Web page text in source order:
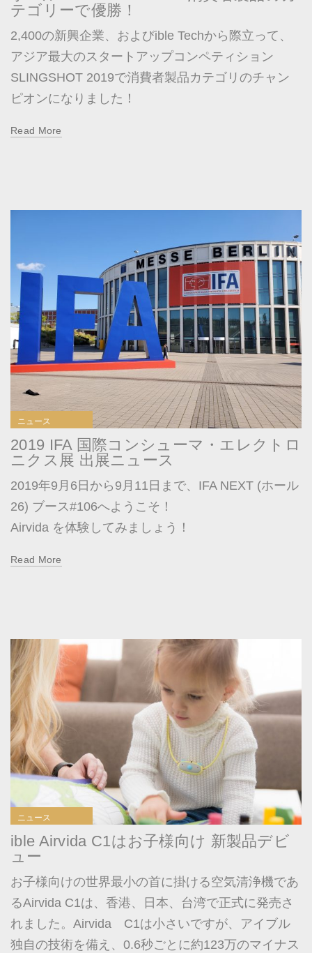
テゴリーで優勝！
2,400の新興企業、およびible Techから際立って、
アジア最大のスタートアップコンペティション
SLINGSHOT 2019で消費者製品カテゴリのチャン
ピオンになりました！
Read More
ニュース
2019 IFA 国際コンシューマ・エレクトロ
ニクス展 出展ニュース
2019年9月6日から9月11日まで、IFA NEXT (ホール
26) ブース#106へようこそ！
Airvida を体験してみましょう！
Read More
ニュース
ible Airvida C1はお子様向け 新製品デビ
ュー
お子様向けの世界最小の首に掛ける空気清浄機であ
るAirvida C1は、香港、日本、台湾で正式に発売さ
れました。Airvida C1は小さいですが、アイブル
独自の技術を備え、0.6秒ごとに約123万のマイナス